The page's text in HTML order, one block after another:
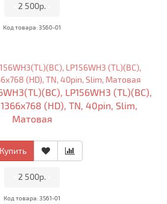
2 500р.
Код товара: 3560-01
LP156WH3 (TL)(BC),
1366x768 (HD), TN, 40pin, Slim,
Матовая
Купить
2 500р.
Код товара: 3561-01